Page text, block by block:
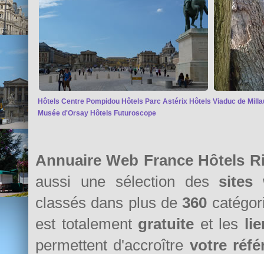
Hôtels Centre Pompidou Hôtels Parc Astérix Hôtels Viaduc de
Musée d'Orsay Hôtels Futuroscope
Annuaire Web France Hôtels
aussi une sélection des sites
classés dans plus de360
est totalement gratuite et les
permettent d'accroître votre